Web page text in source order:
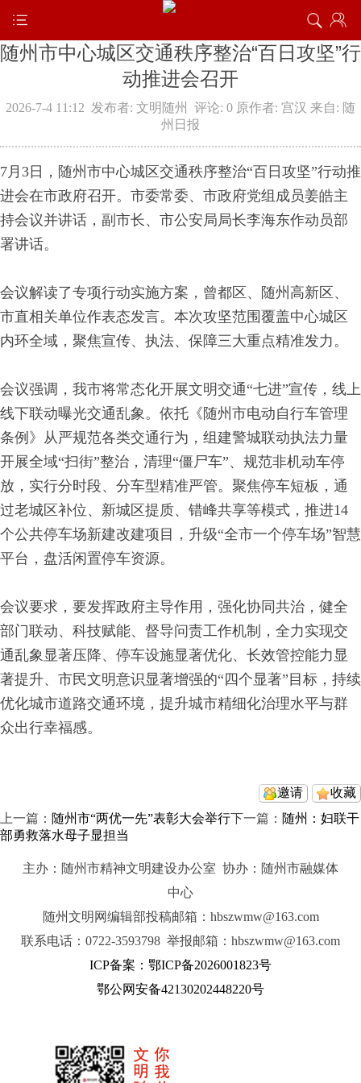
随州市中心城区交通秩序整治“百日攻坚”行
动推进会召开
2026-7-4 11:12 发布者: 文明随州 评论: 0 原作者: 宫汉 来自: 随
州日报
7月3日，随州市中心城区交通秩序整治“百日攻坚”行动推
进会在市政府召开。市委常委、市政府党组成员姜皓主
持会议并讲话，副市长、市公安局局长李海东作动员部
署讲话。
会议解读了专项行动实施方案，曾都区、随州高新区、
市直相关单位作表态发言。本次攻坚范围覆盖中心城区
内环全域，聚焦宣传、执法、保障三大重点精准发力。
会议强调，我市将常态化开展文明交通“七进”宣传，线上
线下联动曝光交通乱象。依托《随州市电动自行车管理
条例》从严规范各类交通行为，组建警城联动执法力量
开展全域“扫街”整治，清理“僵尸车”、规范非机动车停
放，实行分时段、分车型精准严管。聚焦停车短板，通
过老城区补位、新城区提质、错峰共享等模式，推进14
个公共停车场新建改建项目，升级“全市一个停车场”智慧
平台，盘活闲置停车资源。
会议要求，要发挥政府主导作用，强化协同共治，健全
部门联动、科技赋能、督导问责工作机制，全力实现交
通乱象显著压降、停车设施显著优化、长效管控能力显
著提升、市民文明意识显著增强的“四个显著”目标，持续
优化城市道路交通环境，提升城市精细化治理水平与群
众出行幸福感。
收藏
邀请
上一篇： 随州市“两优一先”表彰大会举行下一篇： 随州：妇联干
部勇救落水母子显担当
主办：随州市精神文明建设办公室 协办：随州市融媒体
中心
随州文明网编辑部投稿邮箱：hbszwmw@163.com
联系电话：0722-3593798 举报邮箱：hbszwmw@163.com
ICP备案：鄂ICP备2026001823号
鄂公网安备42130202448220号